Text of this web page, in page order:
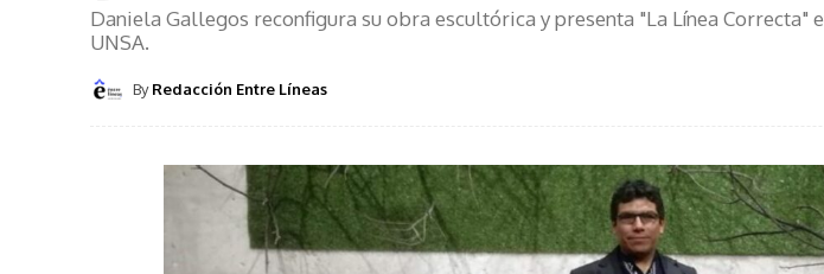
Daniela Gallegos reconfigura su obra escultórica y presenta "La Línea Correcta"
UNSA.
By Redacción Entre Líneas